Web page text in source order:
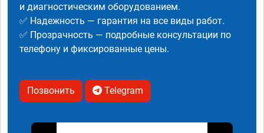
и диагностическим оборудованием.
✅ Надежность — гарантия на все виды работ.
✅ Прозрачность — подробные консультации по
телефону и фиксированные цены.
Позвонить Telegram